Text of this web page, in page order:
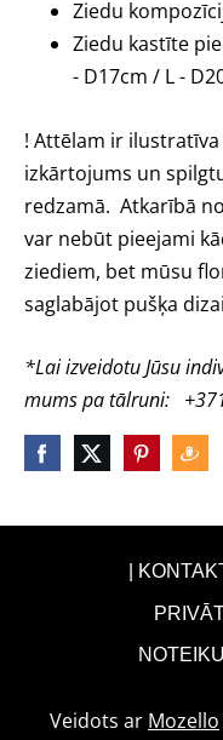
Ziedu
Ziedu kastīte
- D17cm / L -
! Attēlam ir
izkārtojums un
redzamā. Atkarībā
var nebūt pieejami
ziediem, bet mūsu
saglabājot pušķa
*Lai izveidotu Jūsu
mums pa tālruni:
|
Veidots ar Mozello